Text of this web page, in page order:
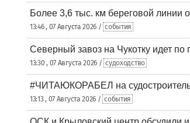
Более 3,6 тыс. км береговой линии
13:46 , 07 Августа 2026 / события
Северный завоз на Чукотку идет по
13:30 , 07 Августа 2026 / судоходство
#ЧИТАЮКОРАБЕЛ на
13:13 , 07 Августа 2026 / события